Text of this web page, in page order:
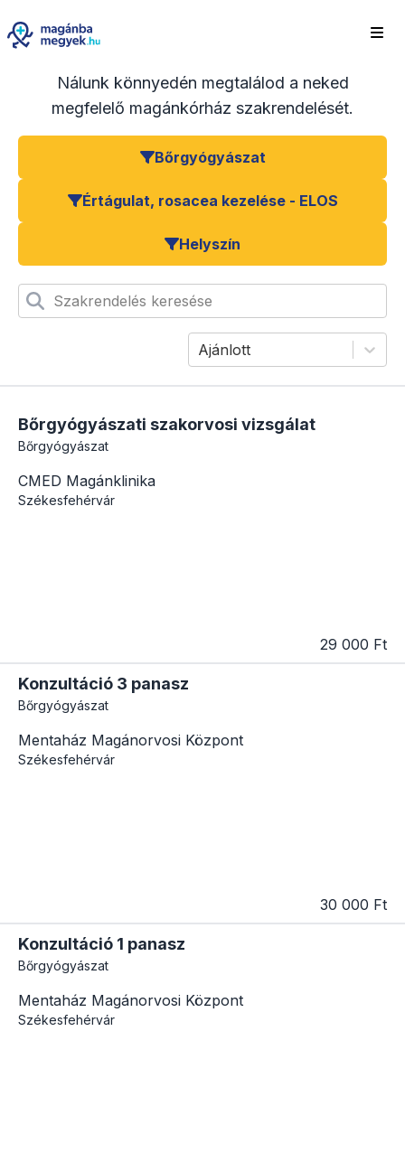
Nálunk könnyedén megtalálod a neked
megfelelő magánkórház szakrendelését.
Bőrgyógyászat
Értágulat, rosacea kezelése - ELOS
Helyszín
Szakrendelés keresése
Ajánlott
Bőrgyógyászati szakorvosi vizsgálat
Bőrgyógyászat
CMED Magánklinika
Székesfehérvár
29 000 Ft
Konzultáció 3 panasz
Bőrgyógyászat
Mentaház Magánorvosi Központ
Székesfehérvár
30 000 Ft
Konzultáció 1 panasz
Bőrgyógyászat
Mentaház Magánorvosi Központ
Székesfehérvár